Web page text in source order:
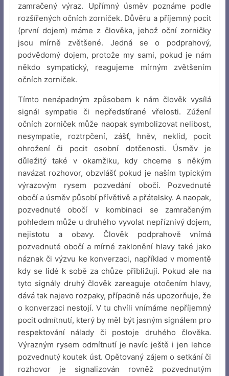
zamračený výraz. Upřímný úsměv poznáme podle
rozšířených očních zorniček. Důvěru a příjemný pocit
(první dojem) máme z člověka, jehož oční zorničky
jsou mírně zvětšené. Jedná se o podprahový,
podvědomý dojem, protože my sami, pokud je nám
někdo sympatický, reagujeme mírným zvětšením
očních zorniček.
Tímto nenápadným způsobem k nám člověk vysílá
signál sympatie či nepředstírané vřelosti. Zúžení
očních zorniček může naopak symbolizovat nelibost,
nesympatie, roztrpčení, zášť, hněv, neklid, pocit
ohrožení či pocit osobní dotčenosti. Úsměv je
důležitý také v okamžiku, kdy chceme s někým
navázat rozhovor, obzvlášť pokud je naším typickým
výrazovým rysem pozvedání obočí. Pozvednuté
obočí a úsměv působí přívětivě a přátelsky. A naopak,
pozvednuté obočí v kombinaci se zamračeným
pohledem může u druhého vyvolat nepříznivý dojem,
nejistotu a obavy. Člověk podprahově vnímá
pozvednuté obočí a mírné zaklonění hlavy také jako
náznak či výzvu ke konverzaci, například v momentě
kdy se lidé k sobě za chůze přibližují. Pokud ale na
tyto signály druhý člověk zareaguje otočením hlavy,
dává tak najevo rozpaky, případně nás upozorňuje, že
o konverzaci nestojí. V tu chvíli vnímáme nepříjemný
pocit odmítnutí, který by měl být jasným signálem pro
respektování nálady či postoje druhého člověka.
Výrazným rysem odmítnutí je navíc ještě i jen lehce
pozvednutý koutek úst. Opětovaný zájem o setkání či
rozhovor je signalizován rovněž pozvednutým